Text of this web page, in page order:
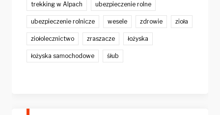
trekking w Alpach ubezpieczenie rolne
ubezpieczenie rolnicze wesele zdrowie zioła
ziołolecznictwo zraszacze łożyska
łożyska samochodowe śłub